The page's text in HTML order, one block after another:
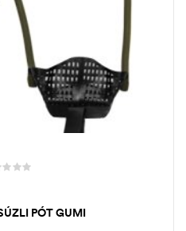
PÓT GUMI